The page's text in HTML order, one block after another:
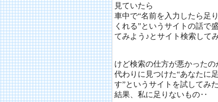
見ていたら
車中で“名前を入力したら足
くれる”というサイトの話で
てみよう♪とサイト検索して
けど検索の仕方が悪かった
代わりに見つけた“あなたに
す”というサイトを試してみ
結果、私に足りないもの‥